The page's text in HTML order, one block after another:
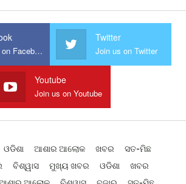
Join us on Facebook
Twitter
Join us on Twitter
Youtube
Join us on Youtube
ଓଡିଶା ଆଶାର ଆଲୋକ ଖବର
ସତ-ମିଛ
ବିଶ୍ୱାସ ମୁଖ୍ୟ ଖବର ଓଡିଶା
ଖବର